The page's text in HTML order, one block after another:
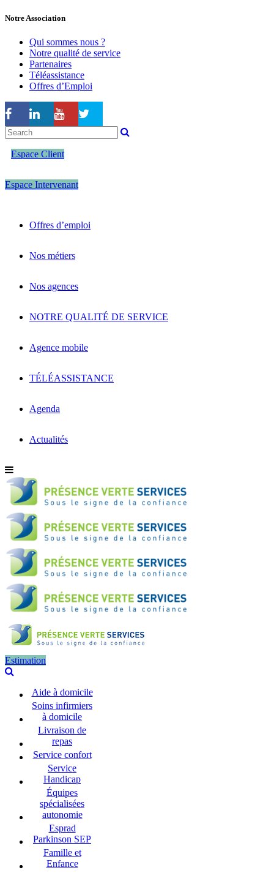
Notre Association
Qui sommes nous ?
Notre qualité de service
Partenaires
Téléassistance
Offres d’Emploi
Espace Client
Espace Intervenant
Offres d’emploi
Nos métiers
Nos agences
NOTRE QUALITÉ DE SERVICE
Agence mobile
TÉLÉASSISTANCE
Agenda
Actualités
Estimation
Aide à domicile
Soins infirmiers
à domicile
Livraison de
repas
Service confort
Service
Handicap
Équipes
spécialisées
autonomie
Esprad
Parkinson SEP
Famille et
Enfance